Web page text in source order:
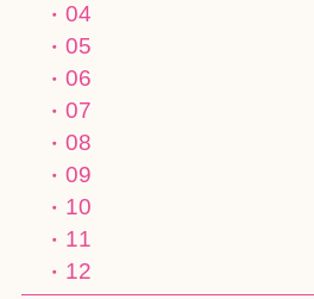
04
05
06
07
08
09
10
11
12